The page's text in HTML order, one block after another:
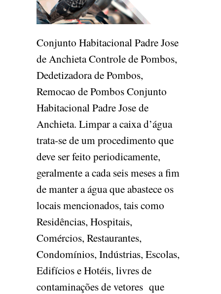
Conjunto Habitacional Padre Jose
de Anchieta Controle de Pombos,
Dedetizadora de Pombos,
Remocao de Pombos Conjunto
Habitacional Padre Jose de
Anchieta. Limpar a caixa d’água
trata-se de um procedimento que
deve ser feito periodicamente,
geralmente a cada seis meses a fim
de manter a água que abastece os
locais mencionados, tais como
Residências, Hospitais,
Comércios, Restaurantes,
Condomínios, Indústrias, Escolas,
Edifícios e Hotéis, livres de
contaminações de vetores que